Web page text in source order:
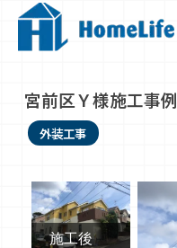
宮前区Ｙ様施工事例
外装工事
施工後